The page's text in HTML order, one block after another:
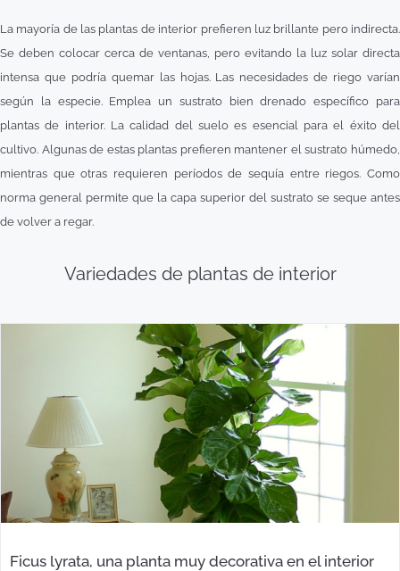
La mayoría de las plantas de interior prefieren luz brillante pero indirecta.
Se deben colocar cerca de ventanas, pero evitando la luz solar directa
intensa que podría quemar las hojas. Las necesidades de riego varían
según la especie. Emplea un sustrato bien drenado específico para
plantas de interior. La calidad del suelo es esencial para el éxito del
cultivo. Algunas de estas plantas prefieren mantener el sustrato húmedo,
mientras que otras requieren períodos de sequía entre riegos. Como
norma general permite que la capa superior del sustrato se seque antes
de volver a regar.
Variedades de plantas de interior
Ficus lyrata, una planta muy decorativa en el interior